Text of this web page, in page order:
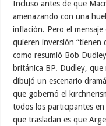
Incluso antes de que
amenazando con una
inflación. Pero el
quieren inversión “tienen
como resumió Bob
británica BP. Dudley,
dibujó un escenario
que gobernó el
todos los participantes
que trasladan es que